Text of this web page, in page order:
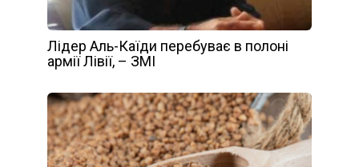
Лідер Аль-Каїди перебуває в полоні
армії Лівії, – ЗМІ